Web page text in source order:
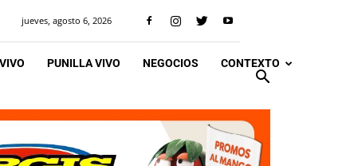
jueves, agosto 6, 2026
PUNILLA VIVO NEGOCIOS CONTEXTO